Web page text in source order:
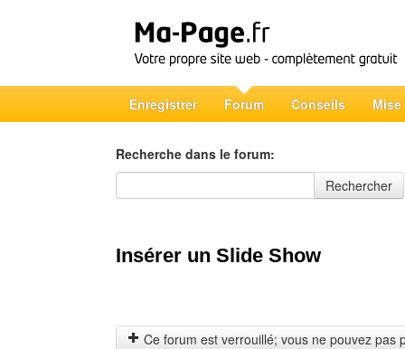
Enregistrer Forum Conseils Mise
Recherche dans le forum:
Recherche dans le forum
Rechercher
Insérer un Slide Show
Ce forum est verrouillé; vous ne pouvez pas